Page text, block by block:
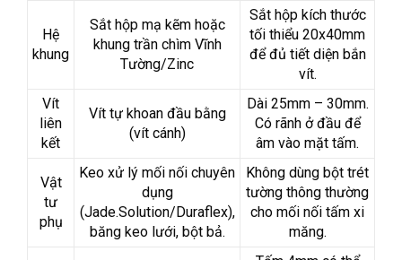
Hệ
khung
Sắt hộp mạ kẽm hoặc
khung trần chìm Vĩnh
Tường/Zinc
Sắt hộp kích thước
tối thiểu 20x40mm
để đủ tiết diện bắn
vít.
Vít
liên
kết
Vít tự khoan đầu bằng
(vít cánh)
Dài 25mm – 30mm.
Có rãnh ở đầu để
âm vào mặt tấm.
Vật
tư
phụ
Keo xử lý mối nối chuyên
dụng
(Jade.Solution/Duraflex),
băng keo lưới, bột bả.
Không dùng bột trét
tường thông thường
cho mối nối tấm xi
măng.